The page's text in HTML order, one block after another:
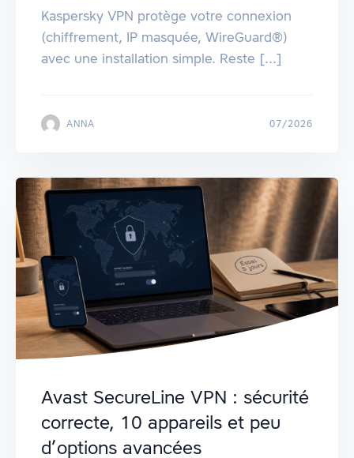
Kaspersky VPN protège votre connexion
(chiffrement, IP masquée, WireGuard®)
avec une installation simple. Reste [...]
ANNA 07/2026
Avast SecureLine VPN : sécurité
correcte, 10 appareils et peu
d’options avancées